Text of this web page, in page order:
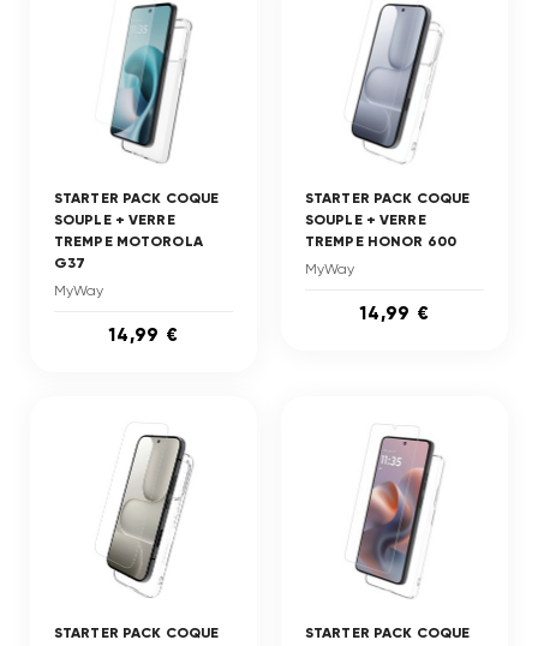
STARTER PACK COQUE
SOUPLE + VERRE
TREMPE MOTOROLA
G37
MyWay
14,99 €
STARTER PACK COQUE
SOUPLE + VERRE
TREMPE HONOR 600
MyWay
14,99 €
STARTER PACK COQUE
STARTER PACK COQUE